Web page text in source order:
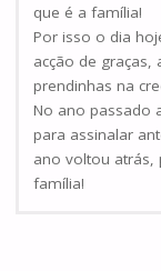
que é a família!
Por isso o dia
acção de
prendinhas na
No ano passado
para assinalar
ano voltou atrás,
família!